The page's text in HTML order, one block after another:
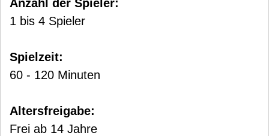
Anzahl der Spieler:
1 bis 4 Spieler
Spielzeit:
60 - 120 Minuten
Altersfreigabe:
Frei ab 14 Jahre